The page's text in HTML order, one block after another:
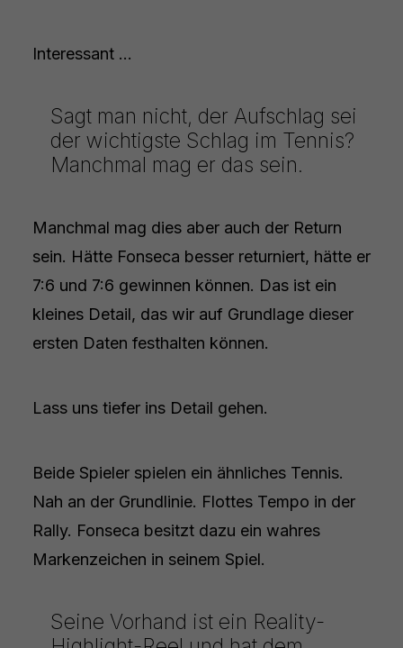
Interessant ...
Sagt man nicht, der Aufschlag sei
der wichtigste Schlag im Tennis?
Manchmal mag er das sein.
Manchmal mag dies aber auch der Return
sein. Hätte Fonseca besser returniert, hätte er
7:6 und 7:6 gewinnen können. Das ist ein
kleines Detail, das wir auf Grundlage dieser
ersten Daten festhalten können.
Lass uns tiefer ins Detail gehen.
Beide Spieler spielen ein ähnliches Tennis.
Nah an der Grundlinie. Flottes Tempo in der
Rally. Fonseca besitzt dazu ein wahres
Markenzeichen in seinem Spiel.
Seine Vorhand ist ein Reality-